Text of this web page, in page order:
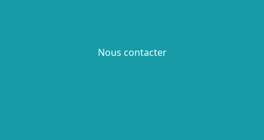
Nous contacter